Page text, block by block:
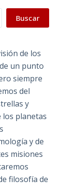
Buscar
de los
un punto
siempre
del
y
los planetas
y de
misiones
filosofía de